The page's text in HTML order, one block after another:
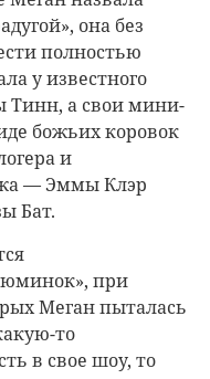
она без
полностью
у известного
Тинн, а свои мини-
божьих коровок
и
— Эммы Клэр
Бат.
при
Меган пыталась
то
в свое шоу, то